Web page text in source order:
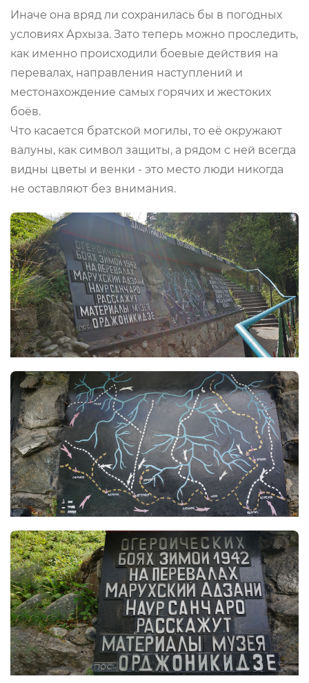
Иначе она вряд ли сохранилась бы в погодных
условиях Архыза. Зато теперь можно проследить,
как именно происходили боевые действия на
перевалах, направления наступлений и
местонахождение самых горячих и жестоких
боёв.
Что касается братской могилы, то её окружают
валуны, как символ защиты, а рядом с ней всегда
видны цветы и венки - это место люди никогда
не оставляют без внимания.